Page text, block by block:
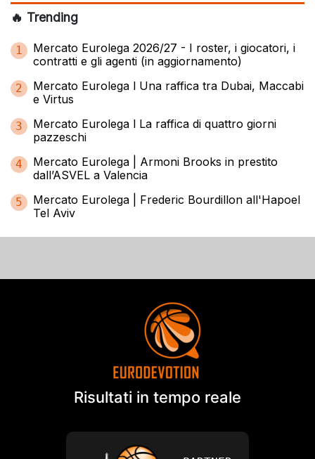
🔥 Trending
1
Mercato Eurolega 2026/27 - I roster, i giocatori, i
contratti e gli agenti (in aggiornamento)
2
Mercato Eurolega l Una raffica tra Dubai, Maccabi
e Virtus
3
Mercato Eurolega l La raffica di quattro giorni
pazzeschi
4
Mercato Eurolega | Armoni Brooks in prestito
dall’ASVEL a Valencia
5
Mercato Eurolega | Frederic Bourdillon all'Hapoel
Tel Aviv
Risultati in tempo reale